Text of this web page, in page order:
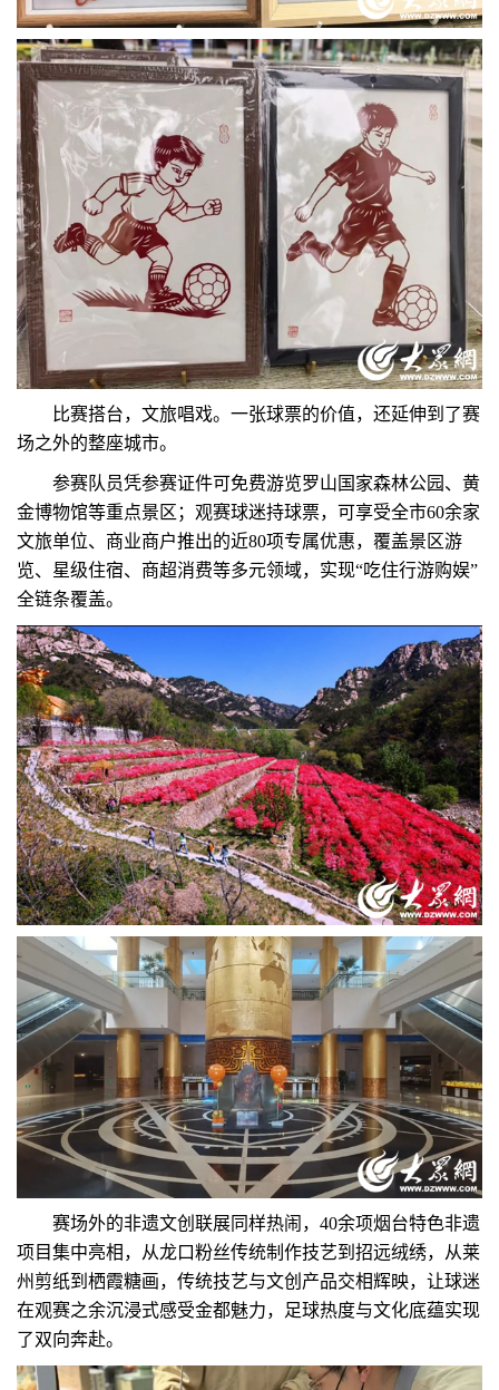
比赛搭台，文旅唱戏。一张球票的价值，还延伸到了赛
场之外的整座城市。
参赛队员凭参赛证件可免费游览罗山国家森林公园、黄
金博物馆等重点景区；观赛球迷持球票，可享受全市60余家
文旅单位、商业商户推出的近80项专属优惠，覆盖景区游
览、星级住宿、商超消费等多元领域，实现“吃住行游购娱”
全链条覆盖。
赛场外的非遗文创联展同样热闹，40余项烟台特色非遗
项目集中亮相，从龙口粉丝传统制作技艺到招远绒绣，从莱
州剪纸到栖霞糖画，传统技艺与文创产品交相辉映，让球迷
在观赛之余沉浸式感受金都魅力，足球热度与文化底蕴实现
了双向奔赴。